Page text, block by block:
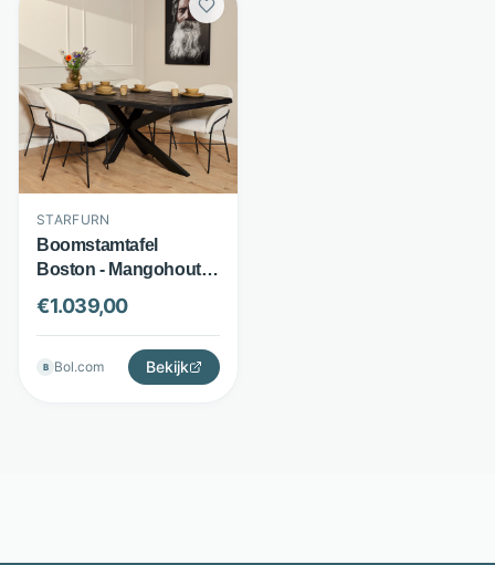
STARFURN
Boomstamtafel
Boston - Mangohout
en metaal - Mat zwart
gelakt blad - Zwart -
Starfurn
€1.039,00
B Bol.com Bekijk